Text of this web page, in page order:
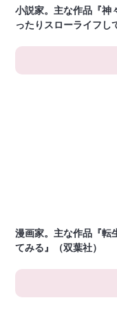
小説家。主な作品『神
ったりスローライフし
漫画家。主な作品『転
てみる』（双葉社）